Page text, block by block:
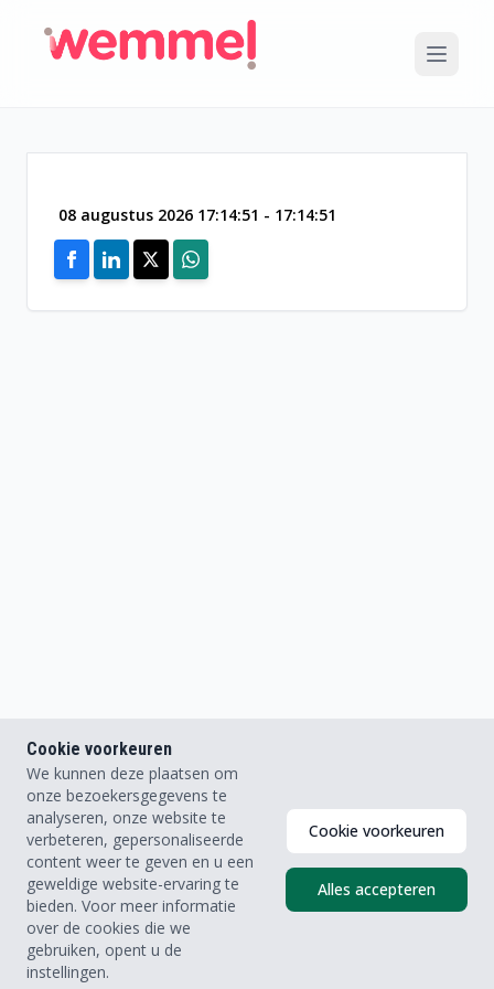
Open
08 augustus 2026 17:14:51 - 17:14:51
Cookie voorkeuren
We kunnen deze plaatsen om
onze bezoekersgegevens te
analyseren, onze website te
verbeteren, gepersonaliseerde
content weer te geven en u een
geweldige website-ervaring te
bieden. Voor meer informatie
over de cookies die we
gebruiken, opent u de
instellingen.
Cookie voorkeuren
Alles accepteren